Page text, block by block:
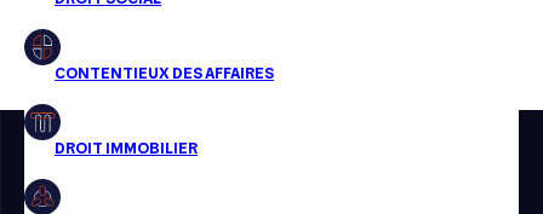
Droit immobilier
Restructuring
Aucun résultats pour cette recherche